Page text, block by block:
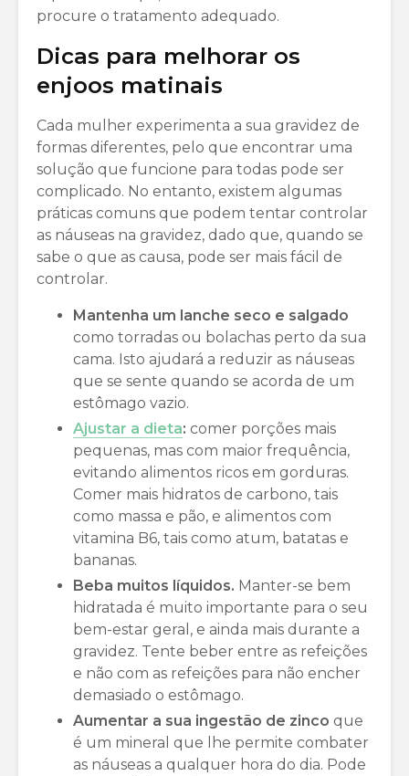
procure o tratamento adequado.
Dicas para melhorar os
enjoos matinais
Cada mulher experimenta a sua gravidez de
formas diferentes, pelo que encontrar uma
solução que funcione para todas pode ser
complicado. No entanto, existem algumas
práticas comuns que podem tentar controlar
as náuseas na gravidez, dado que, quando se
sabe o que as causa, pode ser mais fácil de
controlar.
Mantenha um lanche seco e salgado
como torradas ou bolachas perto da sua
cama. Isto ajudará a reduzir as náuseas
que se sente quando se acorda de um
estômago vazio.
Ajustar a dieta: comer porções mais
pequenas, mas com maior frequência,
evitando alimentos ricos em gorduras.
Comer mais hidratos de carbono, tais
como massa e pão, e alimentos com
vitamina B6, tais como atum, batatas e
bananas.
Beba muitos líquidos. Manter-se bem
hidratada é muito importante para o seu
bem-estar geral, e ainda mais durante a
gravidez. Tente beber entre as refeições
e não com as refeições para não encher
demasiado o estômago.
Aumentar a sua ingestão de zinco que
é um mineral que lhe permite combater
as náuseas a qualquer hora do dia. Pode